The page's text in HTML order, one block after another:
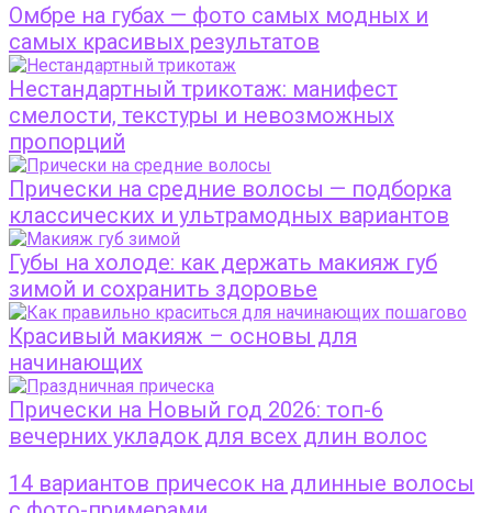
Омбре на губах — фото самых модных и
самых красивых результатов
Нестандартный трикотаж: манифест
смелости, текстуры и невозможных
пропорций
Прически на средние волосы — подборка
классических и ультрамодных вариантов
Губы на холоде: как держать макияж губ
зимой и сохранить здоровье
Красивый макияж – основы для
начинающих
Прически на Новый год 2026: топ-6
вечерних укладок для всех длин волос
14 вариантов причесок на длинные волосы